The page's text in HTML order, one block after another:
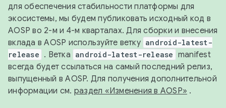
для обеспечения стабильности платформы для
экосистемы, мы будем публиковать исходный код в
AOSP во 2-м и 4-м кварталах. Для сборки и внесения
вклада в AOSP используйте ветку android-latest-
release . Ветка android-latest-release manifest
всегда будет ссылаться на самый последний релиз,
выпущенный в AOSP. Для получения дополнительной
информации см. раздел «Изменения в AOSP» .